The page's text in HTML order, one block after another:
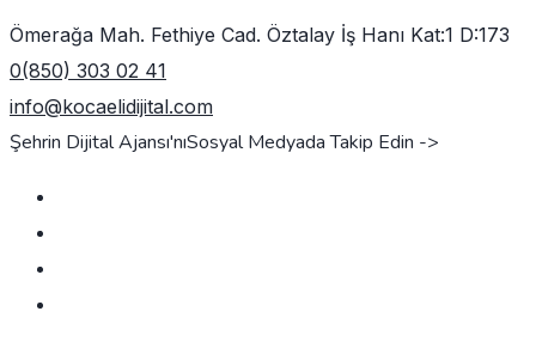
Ömerağa Mah. Fethiye Cad. Öztalay İş Hanı Kat:1 D:173
0(850) 303 02 41
info@kocaelidijital.com
Şehrin Dijital Ajansı'nıSosyal Medyada Takip Edin ->